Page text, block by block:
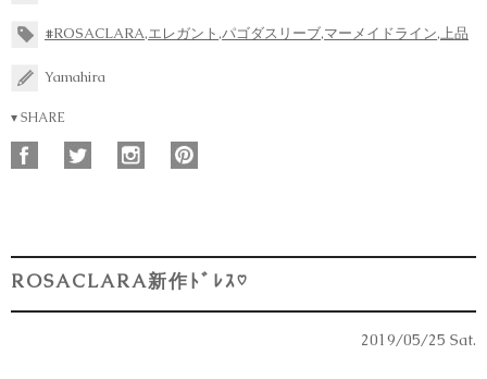
#ROSACLARA,エレガント ,パゴダスリーブ,マーメイドライン,上品
Yamahira
▾ SHARE
ROSACLARA新作ﾄﾞﾚｽ♡
2019/05/25 Sat.